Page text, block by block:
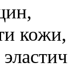
кожи,